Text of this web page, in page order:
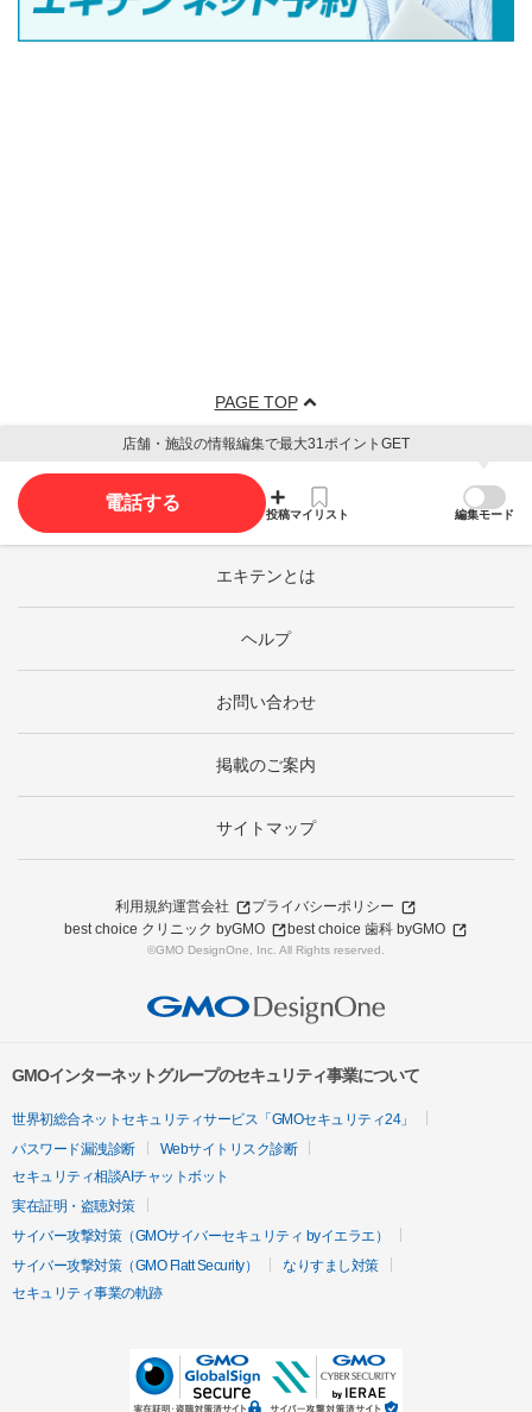
PAGE TOP
店舗・施設の情報編集で最大31ポイントGET
電話する
投稿マイリスト 編集モード
エキテンとは
ヘルプ
お問い合わせ
掲載のご案内
サイトマップ
利用規約運営会社
プライバシーポリシー
best choice クリニック byGMO
best choice 歯科 byGMO
©GMO DesignOne, Inc. All Rights reserved.
GMOインターネットグループのセキュリティ事業について
世界初総合ネットセキュリティサービス「GMOセキュリティ24」
パスワード漏洩診断
Webサイトリスク診断
セキュリティ相談AIチャットボット
実在証明・盗聴対策
サイバー攻撃対策（GMOサイバーセキュリティ byイエラエ）
サイバー攻撃対策（GMO Flatt Security）
なりすまし対策
セキュリティ事業の軌跡